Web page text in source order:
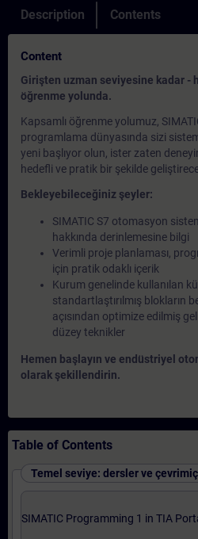
Description Contents
Content
Girişten uzman seviyesine kadar -
öğrenme yolunda.
Kapsamlı öğrenme yolumuz,
programlama dünyasında sizi
yeni başlıyor olun, ister zaten
hedefli ve pratik bir şekilde
Bekleyebileceğiniz şeyler:
SIMATIC S7 otomasyon
hakkında derinlemesine bilgi
Verimli proje planlaması,
için pratik odaklı içerik
Kurum genelinde kullanılan
standartlaştırılmış blokların
açısından optimize edilmiş
düzey teknikler
Hemen başlayın ve endüstriyel
olarak şekillendirin.
Table of Contents
Temel seviye: dersler ve
SIMATIC Programming 1 in TIA